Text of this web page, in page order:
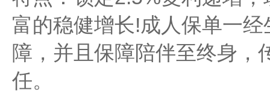
富的稳健增长!成人保单一
障，并且保障陪伴至终身，
任。